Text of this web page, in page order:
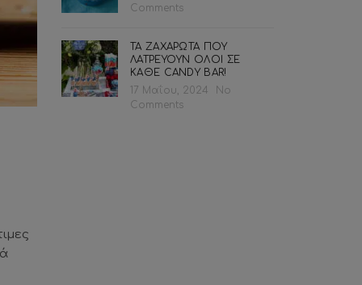
Comments
ΤΑ ΖΑΧΑΡΩΤΑ ΠΟΥ
ΛΑΤΡΕΥΟΥΝ ΟΛΟΙ ΣΕ
ΚΑΘΕ CANDY BAR!
17 Μαΐου, 2024
No
Comments